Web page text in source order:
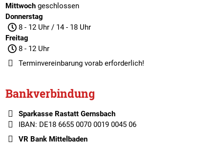
Mittwochgeschlossen
Donnerstag
8 - 12 Uhr / 14 - 18 Uhr
Freitag
8 - 12 Uhr
Terminvereinbarungvorab erforderlich!
Bankverbindung
Sparkasse Rastatt Gernsbach
IBAN: DE18 6655 0070 0019 0045 06
VR Bank Mittelbaden